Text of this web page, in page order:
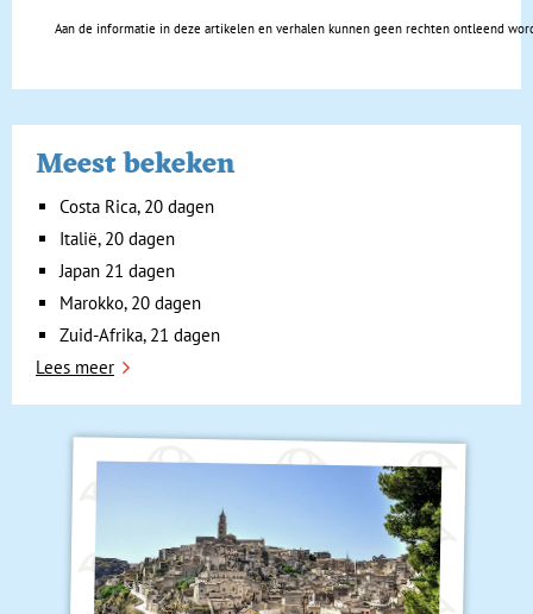
Aan de informatie in deze artikelen en verhalen kunnen geen rechten ontleend
Meest bekeken
Costa Rica, 20 dagen
Italië, 20 dagen
Japan 21 dagen
Marokko, 20 dagen
Zuid-Afrika, 21 dagen
Lees meer